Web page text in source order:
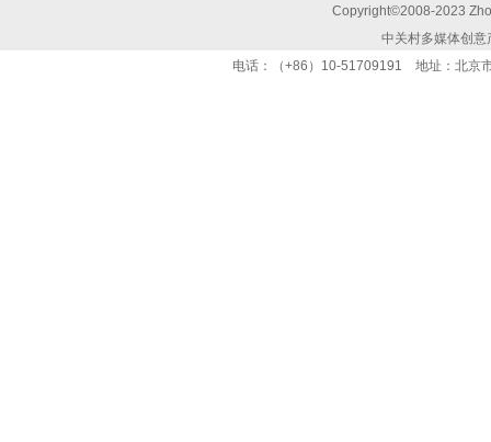
Copyright©2008-2023
中关村多媒体创
电话：（+86）10-51709191 地址：北京